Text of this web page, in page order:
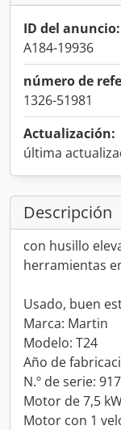
ID del anuncio:
A184-19936
número de
1326-51981
Actualización:
última
Descripción
con husillo
herramientas
Usado, buen
Marca: Martin
Modelo: T24
Año de
N.º de serie:
Motor de 7,5
Motor con 1